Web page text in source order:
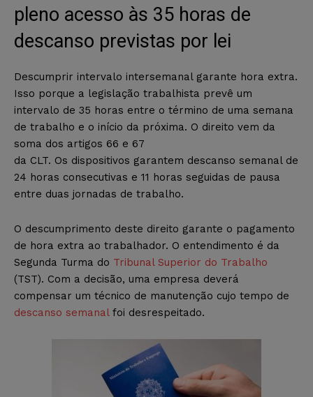
pleno acesso às 35 horas de
descanso previstas por lei
Descumprir intervalo intersemanal garante hora extra.
Isso porque a legislação trabalhista prevê um
intervalo de 35 horas entre o término de uma semana
de trabalho e o início da próxima. O direito vem da
soma dos artigos 66 e 67
da CLT. Os dispositivos garantem descanso semanal de
24 horas consecutivas e 11 horas seguidas de pausa
entre duas jornadas de trabalho.
O descumprimento deste direito garante o pagamento
de hora extra ao trabalhador. O entendimento é da
Segunda Turma do Tribunal Superior do Trabalho
(TST). Com a decisão, uma empresa deverá
compensar um técnico de manutenção cujo tempo de
descanso semanal foi desrespeitado.